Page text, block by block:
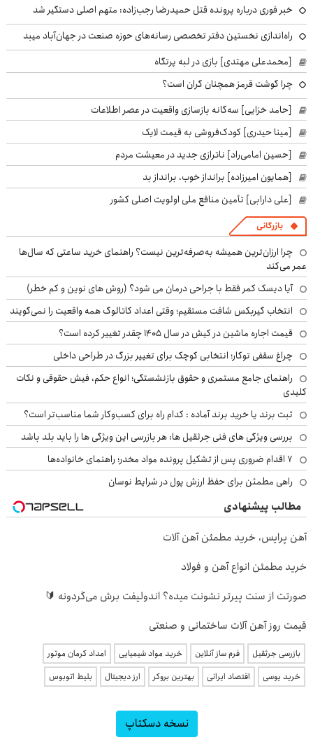
خبر فوری درباره پرونده قتل حمیدرضا رجب‌زاده: متهم اصلی دستگیر شد
راه‌اندازی نخستین دفتر تخصصی رسانه‌های حوزه صنعت در جهان‌آباد میبد
[محمدعلی مهتدی] بازی در لبه پرتگاه
چرا گوشت قرمز همچنان گران است؟
[حامد خزایی] سه‌گانه بازسازی واقعیت در عصر اطلاعات
[مینا حیدری] کودک‌فروشی به قیمت لایک
[حسین امامی‌راد] ناترازی جدید در معیشت مردم
[همایون امیرزاده] برانداز خوب، برانداز بد
[علی دارابی] تأمین منافع ملی اولویت اصلی کشور
بازرگانی
چرا ارزان‌ترین همیشه به‌صرفه‌ترین نیست؟ راهنمای خرید ساعتی که سال‌ها
عمر می‌کند
آیا دیسک کمر فقط با جراحی درمان می شود؟ (روش های نوین و کم خطر)
انتخاب گیربکس شافت مستقیم؛ وقتی اعداد کاتالوگ همه واقعیت را نمی‌گویند
قیمت اجاره ماشین در کیش در سال ۱۴۰۵ چقدر تغییر کرده است؟
چراغ سقفی توکار؛ انتخابی کوچک برای تغییر بزرگ در طراحی داخلی
راهنمای جامع مستمری و حقوق بازنشستگی؛ انواع حکم، فیش حقوقی و نکات
کلیدی
ثبت برند یا خرید برند آماده : کدام راه برای کسب‌وکار شما مناسب‌تر است؟
بررسی ویژگی های فنی جرثقیل ها: هر بازرسی این ویژگی ها را باید بلد باشد
۷ اقدام ضروری پس از تشکیل پرونده مواد مخدر؛ راهنمای خانواده‌ها
راهی مطمئن برای حفظ ارزش پول در شرایط نوسان
مطالب پیشنهادی
آهن پرایس، خرید مطمئن آهن آلات
خرید مطمئن انواع آهن و فولاد
صورتت از سنت پیرتر نشونت میده؟ اندولیفت برش می‌گردونه 🔰
قیمت روز آهن آلات ساختمانی و صنعتی
بازرسی جرثقیل فرم ساز آنلاین خرید مواد شیمیایی
امداد کرمان موتور
خرید یوسی
اقتصاد ایرانی بهترین بروکر ارز دیجیتال بلیط اتوبوس
نسخه دسکتاپ